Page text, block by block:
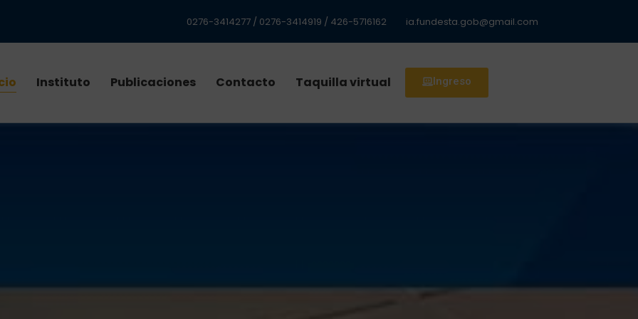
0276-3414277 / 0276-3414919 / 426-5716162 ia.fundesta.gob@gmail.com
Instituto Publicaciones Contacto Taquilla virtual Ingreso